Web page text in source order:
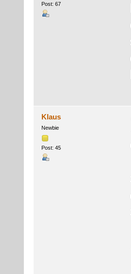
Post: 67
Klaus
Newbie
Post: 45